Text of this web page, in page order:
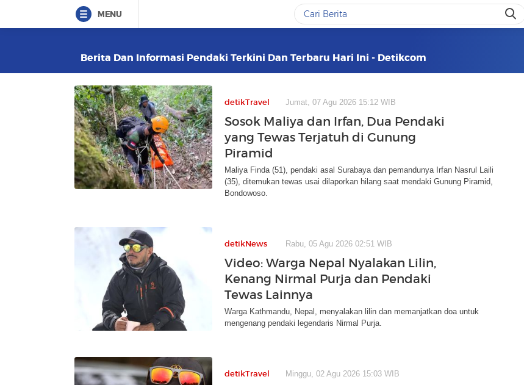
MENU
Berita Dan Informasi Pendaki Terkini Dan Terbaru Hari Ini - Detikcom
detikTravel Jumat, 07 Agu 2026 15:12 WIB
Sosok Maliya dan Irfan, Dua Pendaki
yang Tewas Terjatuh di Gunung
Piramid
Maliya Finda (51), pendaki asal Surabaya dan pemandunya Irfan Nasrul Laili
(35), ditemukan tewas usai dilaporkan hilang saat mendaki Gunung Piramid,
Bondowoso.
detikNews Rabu, 05 Agu 2026 02:51 WIB
Video: Warga Nepal Nyalakan Lilin,
Kenang Nirmal Purja dan Pendaki
Tewas Lainnya
Warga Kathmandu, Nepal, menyalakan lilin dan memanjatkan doa untuk
mengenang pendaki legendaris Nirmal Purja.
detikTravel Minggu, 02 Agu 2026 15:03 WIB